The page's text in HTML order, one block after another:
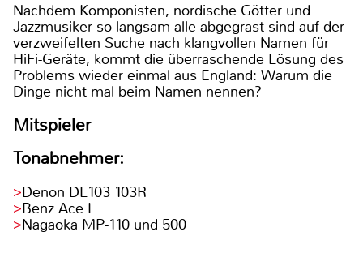
Nachdem Komponisten, nordische Götter und
Jazzmusiker so langsam alle abgegrast sind auf der
verzweifelten Suche nach klangvollen Namen für
HiFi-Geräte, kommt die überraschende Lösung des
Problems wieder einmal aus England: Warum die
Dinge nicht mal beim Namen nennen?
Mitspieler
Tonabnehmer:
Denon DL103 103R
Benz Ace L
Nagaoka MP-110 und 500